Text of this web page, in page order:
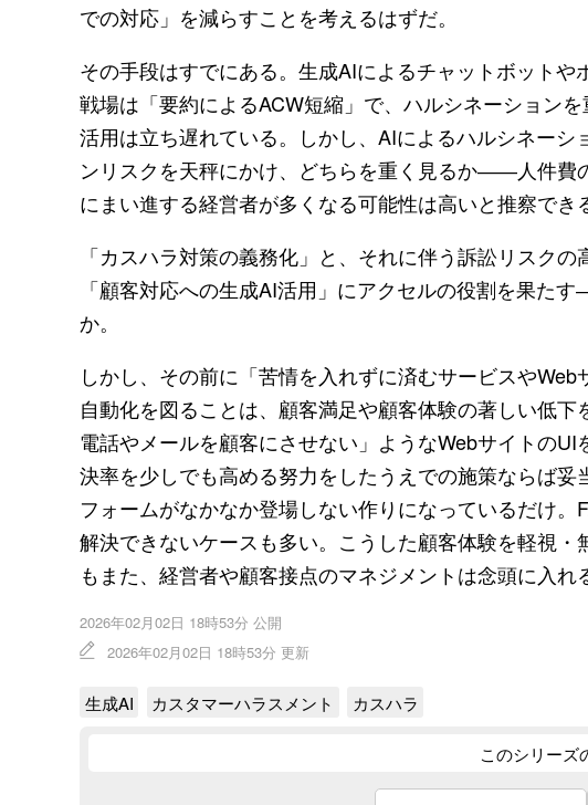
での対応」を減らすことを考えるはずだ。
その手段はすでにある。生成AIによるチャットボット
戦場は「要約によるACW短縮」で、ハルシネーション
活用は立ち遅れている。しかし、AIによるハルシネー
ンリスクを天秤にかけ、どちらを重く見るか――人件費
にまい進する経営者が多くなる可能性は高いと推察でき
「カスハラ対策の義務化」と、それに伴う訴訟リスク
「顧客対応への生成AI活用」にアクセルの役割を果た
か。
しかし、その前に「苦情を入れずに済むサービスや
自動化を図ることは、顧客満足や顧客体験の著しい低
電話やメールを顧客にさせない」ようなWebサイトの
決率を少しでも高める努力をしたうえでの施策ならば
フォームがなかなか登場しない作りになっているだけ
解決できないケースも多い。こうした顧客体験を軽視
もまた、経営者や顧客接点のマネジメントは念頭に入れ
2026年02月02日 18時53分 公開
2026年02月02日 18時53分 更新
生成AI カスタマーハラスメント カスハラ
このシリーズ